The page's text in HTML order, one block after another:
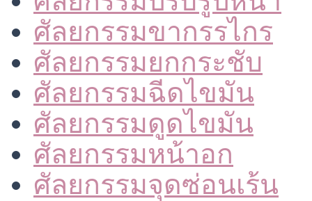
ศัลยกรรมขากรรไกร
ศัลยกรรมยกกระชับ
ศัลยกรรมฉีดไขมัน
ศัลยกรรมดูดไขมัน
ศัลยกรรมหน้าอก
ศัลยกรรมจุดซ่อนเร้น